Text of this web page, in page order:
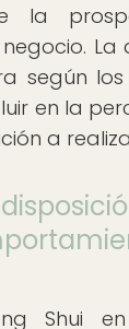
la
La
según los
en la
a
Shui